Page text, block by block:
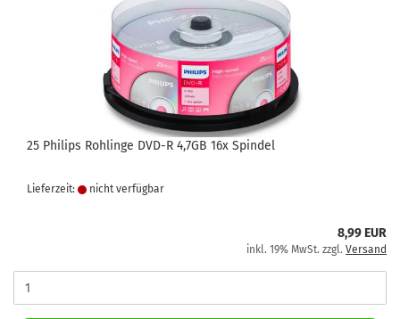
25 Philips Rohlinge DVD-R 4,7GB 16x Spindel
Lieferzeit: nicht verfügbar
8,99 EUR
inkl. 19% MwSt. zzgl. Versand